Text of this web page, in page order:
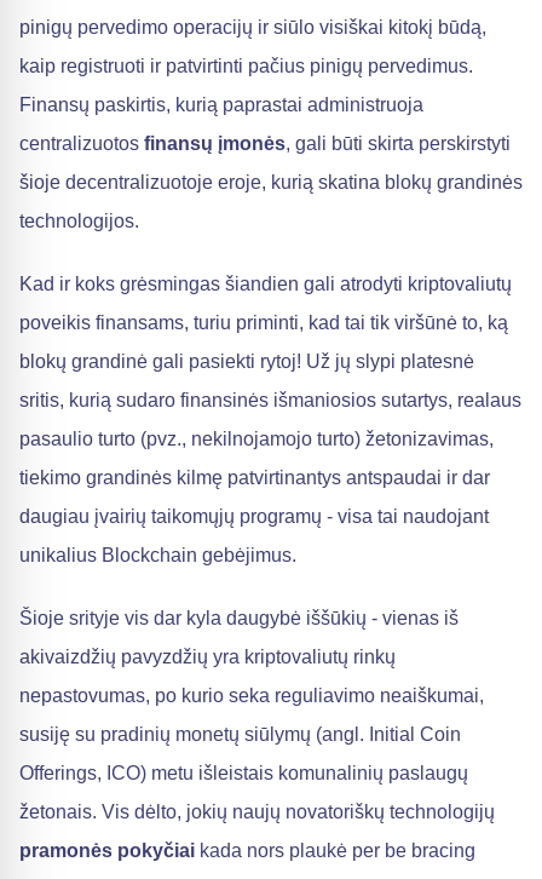
pinigų pervedimo operacijų ir siūlo visiškai kitokį būdą,
kaip registruoti ir patvirtinti pačius pinigų pervedimus.
Finansų paskirtis, kurią paprastai administruoja
centralizuotos finansų įmonės, gali būti skirta perskirstyti
šioje decentralizuotoje eroje, kurią skatina blokų grandinės
technologijos.
Kad ir koks grėsmingas šiandien gali atrodyti kriptovaliutų
poveikis finansams, turiu priminti, kad tai tik viršūnė to, ką
blokų grandinė gali pasiekti rytoj! Už jų slypi platesnė
sritis, kurią sudaro finansinės išmaniosios sutartys, realaus
pasaulio turto (pvz., nekilnojamojo turto) žetonizavimas,
tiekimo grandinės kilmę patvirtinantys antspaudai ir dar
daugiau įvairių taikomųjų programų - visa tai naudojant
unikalius Blockchain gebėjimus.
Šioje srityje vis dar kyla daugybė iššūkių - vienas iš
akivaizdžių pavyzdžių yra kriptovaliutų rinkų
nepastovumas, po kurio seka reguliavimo neaiškumai,
susiję su pradinių monetų siūlymų (angl. Initial Coin
Offerings, ICO) metu išleistais komunalinių paslaugų
žetonais. Vis dėlto, jokių naujų novatoriškų technologijų
pramonės pokyčiai kada nors plaukė per be bracing